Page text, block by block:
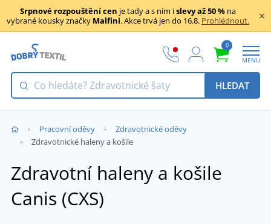
Srpnové rozpouštění cen je tady a s ním islevy až 50 % na
vybrané kousky značky Malfini. Akce trvá jen do 16.8. Prohlédnout.
0
MENU
HLEDAT
Pracovní oděvy
Zdravotnické oděvy
Zdravotnické haleny a košile
Zdravotní haleny a košile
Canis (CXS)